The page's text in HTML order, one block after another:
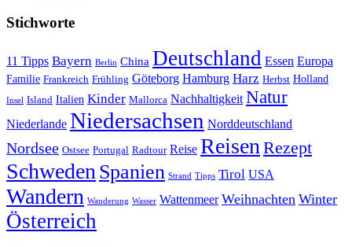
Stichworte
11 Tipps Bayern Berlin China Deutschland Essen Europa
Familie Frankreich Frühling Göteborg Hamburg Harz Herbst Holland
Insel Island Italien Kinder Mallorca Nachhaltigkeit Natur
Niederlande Niedersachsen Norddeutschland
Nordsee Ostsee Portugal Radtour Reise ReisenRezept
SchwedenSpanien Strand Tipps Tirol USA
Wandern Wanderung Wasser Wattenmeer Weihnachten Winter
Österreich